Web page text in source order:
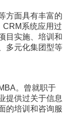
方面具有丰富的
CRM系统应用过
目实施、培训和
多元化集团型等
。曾就职于
提供过关于信息
的培训和咨询服